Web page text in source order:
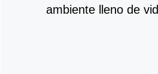
ambiente lleno de